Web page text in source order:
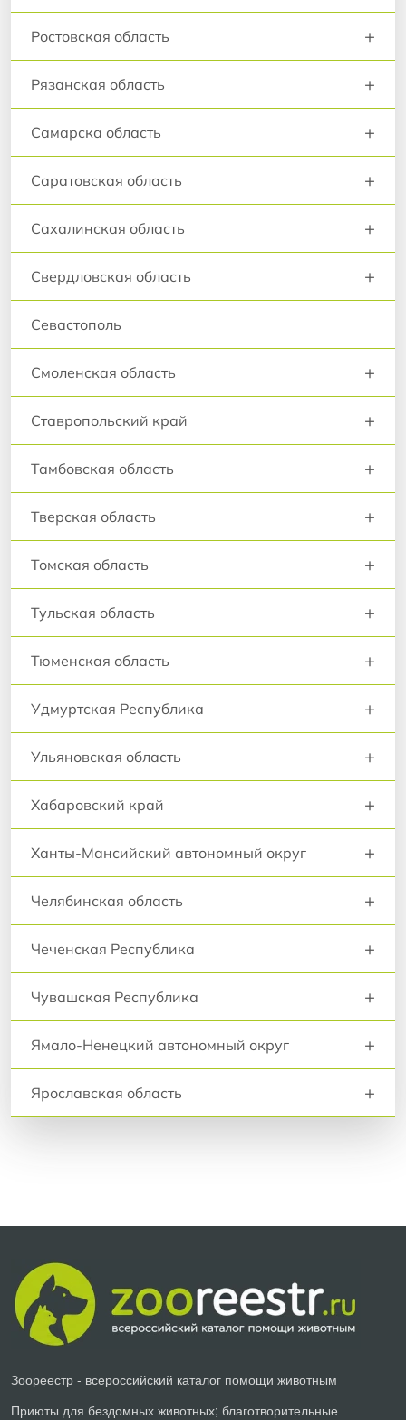
Ростовская область +
Рязанская область +
Самарска область +
Саратовская область +
Сахалинская область +
Свердловская область +
Севастополь
Смоленская область +
Ставропольский край +
Тамбовская область +
Тверская область +
Томская область +
Тульская область +
Тюменская область +
Удмуртская Республика +
Ульяновская область +
Хабаровский край +
Ханты-Мансийский автономный округ +
Челябинская область +
Чеченская Республика +
Чувашская Республика +
Ямало-Ненецкий автономный округ +
Ярославская область +
Зоореестр - всероссийский каталог помощи животным
Приюты для бездомных животных; благотворительные